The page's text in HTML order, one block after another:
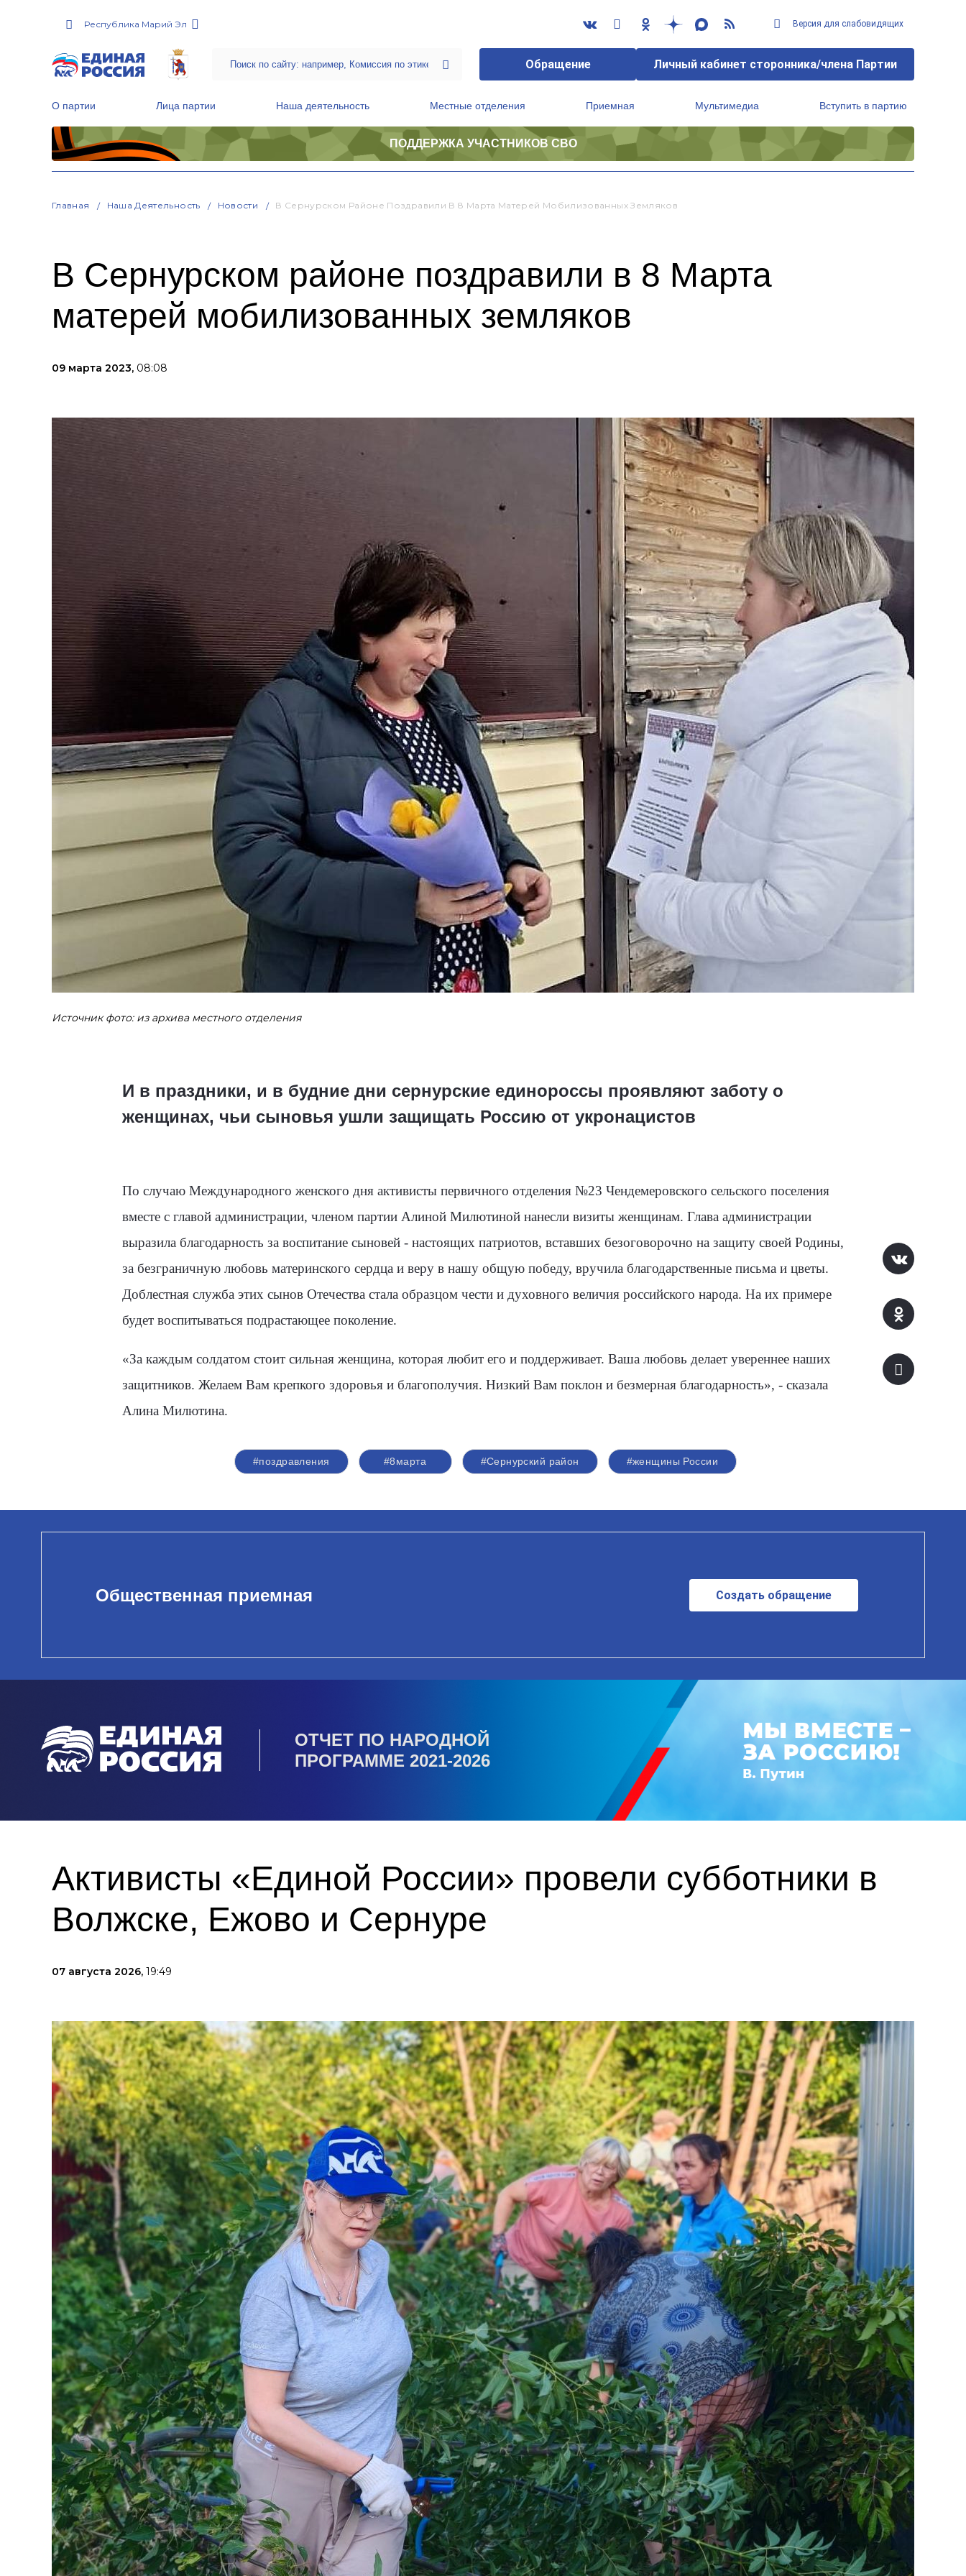
Республика Марий Эл Версия для слабовидящих
Обращение Личный кабинет сторонника/члена Партии
О партии Лица партии Наша деятельность Местные отделения Приемная Мультимедиа Вступить в партию
ПОДДЕРЖКА УЧАСТНИКОВ СВО
Главная Наша Деятельность Новости В Сернурском Районе Поздравили В 8 Марта Матерей Мобилизованных Земляков
В Сернурском районе поздравили в 8 Марта
матерей мобилизованных земляков
09 марта 2023, 08:08
Источник фото: из архива местного отделения
И в праздники, и в будние дни сернурские единороссы проявляют заботу о
женщинах, чьи сыновья ушли защищать Россию от укронацистов
По случаю Международного женского дня активисты первичного отделения №23 Чендемеровского сельского поселения
вместе с главой администрации, членом партии Алиной Милютиной нанесли визиты женщинам. Глава администрации
выразила благодарность за воспитание сыновей - настоящих патриотов, вставших безоговорочно на защиту своей Родины,
за безграничную любовь материнского сердца и веру в нашу общую победу, вручила благодарственные письма и цветы.
Доблестная служба этих сынов Отечества стала образцом чести и духовного величия российского народа. На их примере
будет воспитываться подрастающее поколение.
«За каждым солдатом стоит сильная женщина, которая любит его и поддерживает. Ваша любовь делает увереннее наших
защитников. Желаем Вам крепкого здоровья и благополучия. Низкий Вам поклон и безмерная благодарность», - сказала
Алина Милютина.
#поздравления #8марта #Сернурский район #женщины России
Общественная приемная Создать обращение
ОТЧЕТ ПО НАРОДНОЙ
ПРОГРАММЕ 2021-2026
Активисты «Единой России» провели субботники в
Волжске, Ежово и Сернуре
07 августа 2026, 19:49